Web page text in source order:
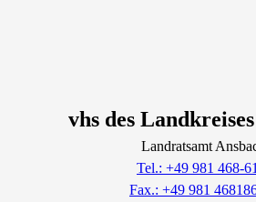
vhs des
Landratsamt
Tel.: +49 981 468-
Fax.: +49 981